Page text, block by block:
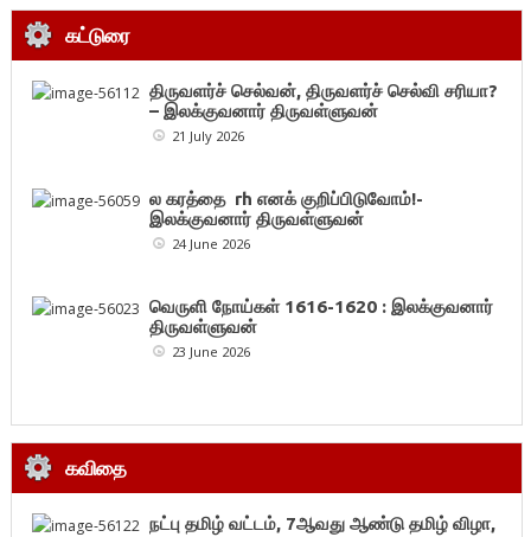
கட்டுரை
திருவளர்ச் செல்வன், திருவளர்ச் செல்வி சரியா?
– இலக்குவனார் திருவள்ளுவன்
21 July 2026
ல கரத்தை rh எனக் குறிப்பிடுவோம்!-
இலக்குவனார் திருவள்ளுவன்
24 June 2026
வெருளி நோய்கள் 1616-1620 : இலக்குவனார்
திருவள்ளுவன்
23 June 2026
கவிதை
நட்பு தமிழ் வட்டம், 7ஆவது ஆண்டு தமிழ் விழா,